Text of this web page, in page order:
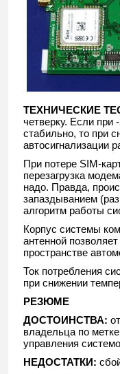
ТЕХНИЧЕСКИЕ
четверку. Если при
стабильно, то при
автосигнализации
При потере SIM-
перезагрузка
надо. Правда,
запаздыванием
алгоритм работы
Корпус системы
антенной
пространстве
Ток потребления
при снижении
РЕЗЮМЕ
ДОСТОИНСТВА:
владельца по
управления
НЕДОСТАТКИ: